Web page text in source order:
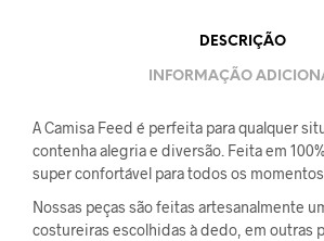
DESCRIÇÃO
INFORMAÇÃO
A Camisa Feed é perfeita para qualquer
contenha alegria e diversão. Feita em
super confortável para todos os momentos.
Nossas peças são feitas artesanalmente
costureiras escolhidas à dedo, em outras